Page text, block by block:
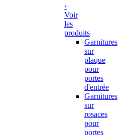
›
Voir
les
produits
Garnitures
sur
plaque
pour
portes
d'entrée
Garnitures
sur
rosaces
pour
portes